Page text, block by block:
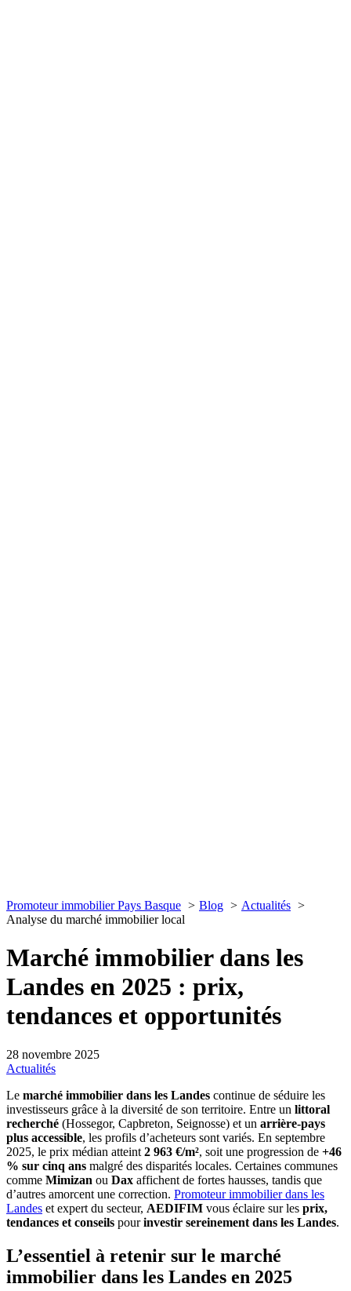
Promoteur immobilier Pays Basque Blog
Actualités
Analyse du marché immobilier local
Marché immobilier dans les
Landes en 2025 : prix,
tendances et opportunités
28 novembre 2025
Actualités
Le marché immobilier dans les Landes continue de séduire les
investisseurs grâce à la diversité de son territoire. Entre un littoral
recherché (Hossegor, Capbreton, Seignosse) et un arrière-pays
plus accessible, les profils d’acheteurs sont variés. En septembre
2025, le prix médian atteint 2 963 €/m², soit une progression de +46
% sur cinq ans malgré des disparités locales. Certaines communes
comme Mimizan ou Dax affichent de fortes hausses, tandis que
d’autres amorcent une correction. Promoteur immobilier dans les
Landes et expert du secteur, AEDIFIM vous éclaire sur les prix,
tendances et conseils pourinvestir sereinement dans les Landes.
L’essentiel à retenir sur le marché
immobilier dans les Landes en 2025